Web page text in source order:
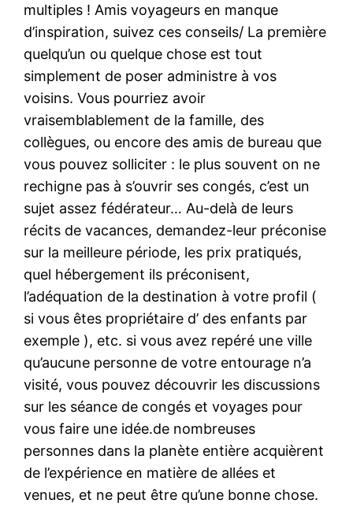
multiples ! Amis voyageurs en manque
d’inspiration, suivez ces conseils/ La première
quelqu’un ou quelque chose est tout
simplement de poser administre à vos
voisins. Vous pourriez avoir
vraisemblablement de la famille, des
collègues, ou encore des amis de bureau que
vous pouvez solliciter : le plus souvent on ne
rechigne pas à s’ouvrir ses congés, c’est un
sujet assez fédérateur… Au-delà de leurs
récits de vacances, demandez-leur préconise
sur la meilleure période, les prix pratiqués,
quel hébergement ils préconisent,
l’adéquation de la destination à votre profil (
si vous êtes propriétaire d’ des enfants par
exemple ), etc. si vous avez repéré une ville
qu’aucune personne de votre entourage n’a
visité, vous pouvez découvrir les discussions
sur les séance de congés et voyages pour
vous faire une idée.de nombreuses
personnes dans la planète entière acquièrent
de l’expérience en matière de allées et
venues, et ne peut être qu’une bonne chose.